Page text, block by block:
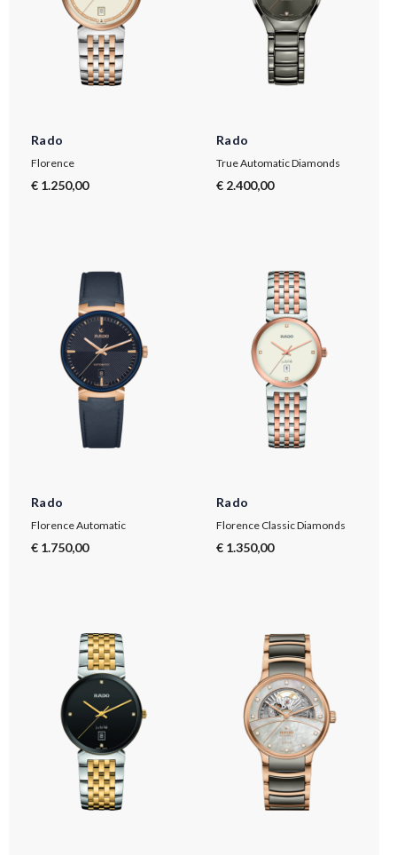
Rado
Florence
€ 1.250,00
Rado
True Automatic Diamonds
€ 2.400,00
Rado
Florence Automatic
€ 1.750,00
Rado
Florence Classic Diamonds
€ 1.350,00